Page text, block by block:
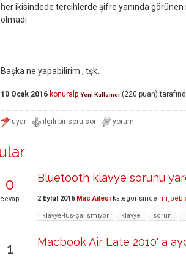
her ikisindede tercihlerde şifre yanında
olmadı
Başka ne yapabilirim , tşk..
10 Ocak 2016 konuralp Yeni Kullanıcı (220 puan)
0
cevap
Bluetooth klavye sorunu
2 Eylül 2016 Mac Ailesi kategorisinde
klavye-tuş-çalışmıyor klavye sorun
1 Macbook Air Late 2010' a